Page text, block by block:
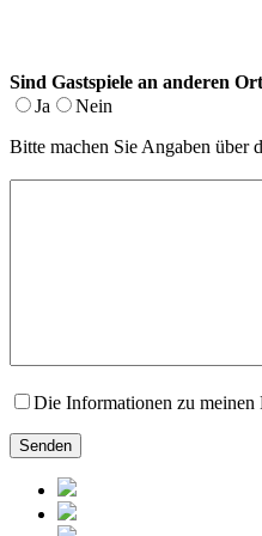
Sind Gastspiele an anderen
Ja
Nein
Bitte machen Sie Angaben über
Die Informationen zu meinen